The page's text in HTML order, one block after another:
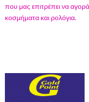
που μας επιτρέπει να
κοσμήματα και ρολόγια.